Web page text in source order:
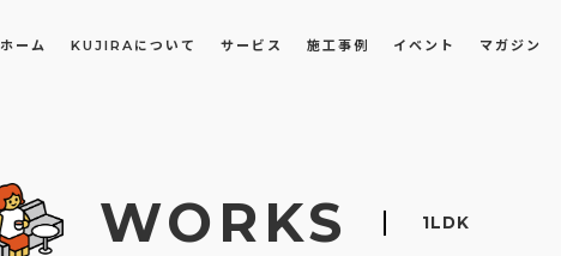
ホーム KUJIRAについて サービス 施工事例 イベント マガジン
WORKS 1LDK